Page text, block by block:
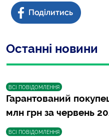
Останні новини
ВСІ ПОВІДОМЛЕННЯ
Гарантований
млн грн за червень
ВСІ ПОВІДОМЛЕННЯ